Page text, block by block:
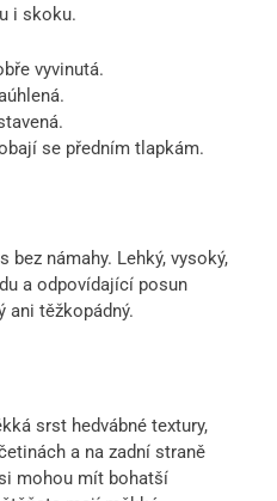
i skoku.
vyvinutá.
se předním tlapkám.
bez námahy. Lehký, vysoký,
a odpovídající posun
ani těžkopádný.
srst hedvábné textury,
a na zadní straně
mohou mít bohatší